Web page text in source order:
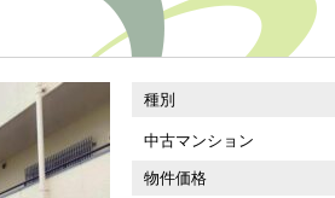
種別
中古マンション
物件価格